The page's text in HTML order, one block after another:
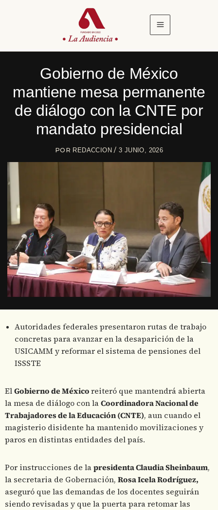
Gobierno de México
mantiene mesa permanente
de diálogo con la CNTE por
mandato presidencial
POR REDACCION/3 JUNIO, 2026
Autoridades federales presentaron rutas de trabajo
concretas para avanzar en la desaparición de la
USICAMM y reformar el sistema de pensiones del
ISSSTE
ElGobierno de Méxicoreiteró que mantendrá abierta
la mesa de diálogo con laCoordinadora Nacional de
Trabajadores de la Educación (CNTE), aun cuando el
magisterio disidente ha mantenido movilizaciones y
paros en distintas entidades del país.
Por instrucciones de lapresidenta Claudia Sheinbaum,
la secretaria de Gobernación, Rosa Icela Rodríguez,
aseguró que las demandas de los docentes seguirán
siendo revisadas y que la puerta para retomar las